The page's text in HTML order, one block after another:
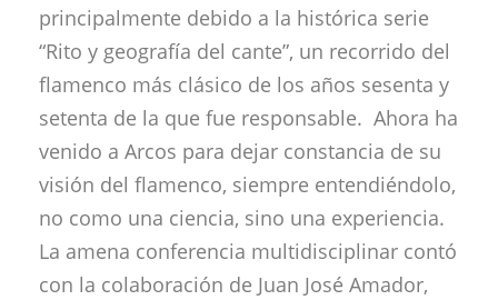
principalmente debido a la histórica serie
“Rito y geografía del cante”, un recorrido del
flamenco más clásico de los años sesenta y
setenta de la que fue responsable. Ahora ha
venido a Arcos para dejar constancia de su
visión del flamenco, siempre entendiéndolo,
no como una ciencia, sino una experiencia.
La amena conferencia multidisciplinar contó
con la colaboración de Juan José Amador,